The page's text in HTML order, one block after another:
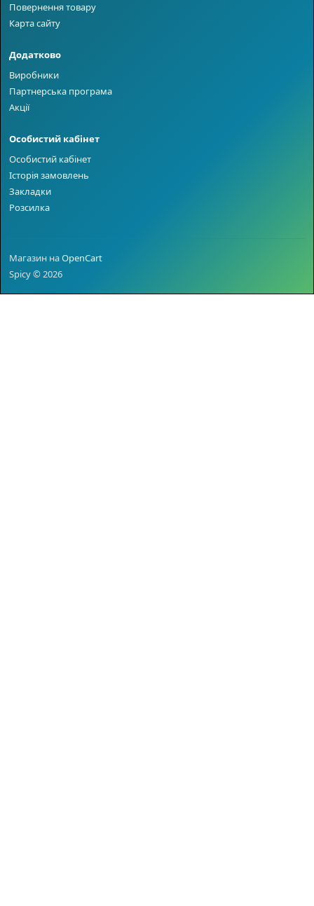
Повернення товару
Карта сайту
Додатково
Виробники
Партнерська програма
Акції
Особистий кабінет
Особистий кабінет
Історія замовлень
Закладки
Розсилка
Магазин наOpenCart
Spicy © 2026